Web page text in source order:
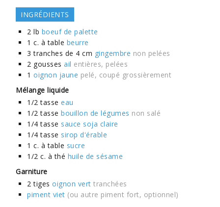
INGRÉDIENTS
2 lb boeuf de palette
1 c. à table beurre
3 tranches de 4 cm gingembre non pelées
2 gousses ail entières, pelées
1 oignon jaune pelé, coupé grossièrement
Mélange liquide
1/2 tasse eau
1/2 tasse bouillon de légumes non salé
1/4 tasse sauce soja claire
1/4 tasse sirop d'érable
1 c. à table sucre
1/2 c. à thé huile de sésame
Garniture
2 tiges oignon vert tranchées
piment viet (ou autre piment fort, optionnel)